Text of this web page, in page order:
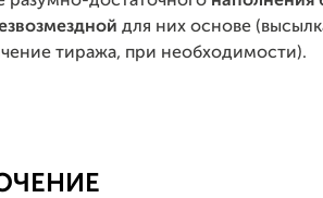
для них основе
тиража, при необходимости).